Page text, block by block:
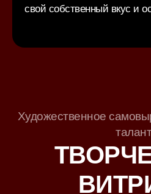
свой собственный вкус и
Художественное